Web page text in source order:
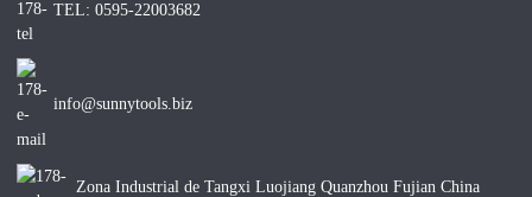
TEL: 0595-22003682
info@sunnytools.biz
Zona Industrial de Tangxi Luojiang Quanzhou Fujian China